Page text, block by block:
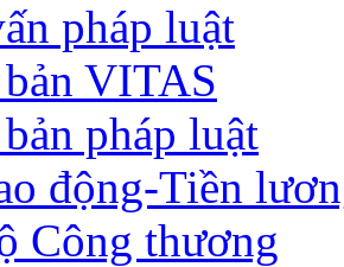
pháp luật
VITAS
pháp luật
động-Tiền
Công thương